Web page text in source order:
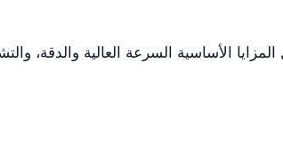
الأساسية السرعة العالية والدقة،